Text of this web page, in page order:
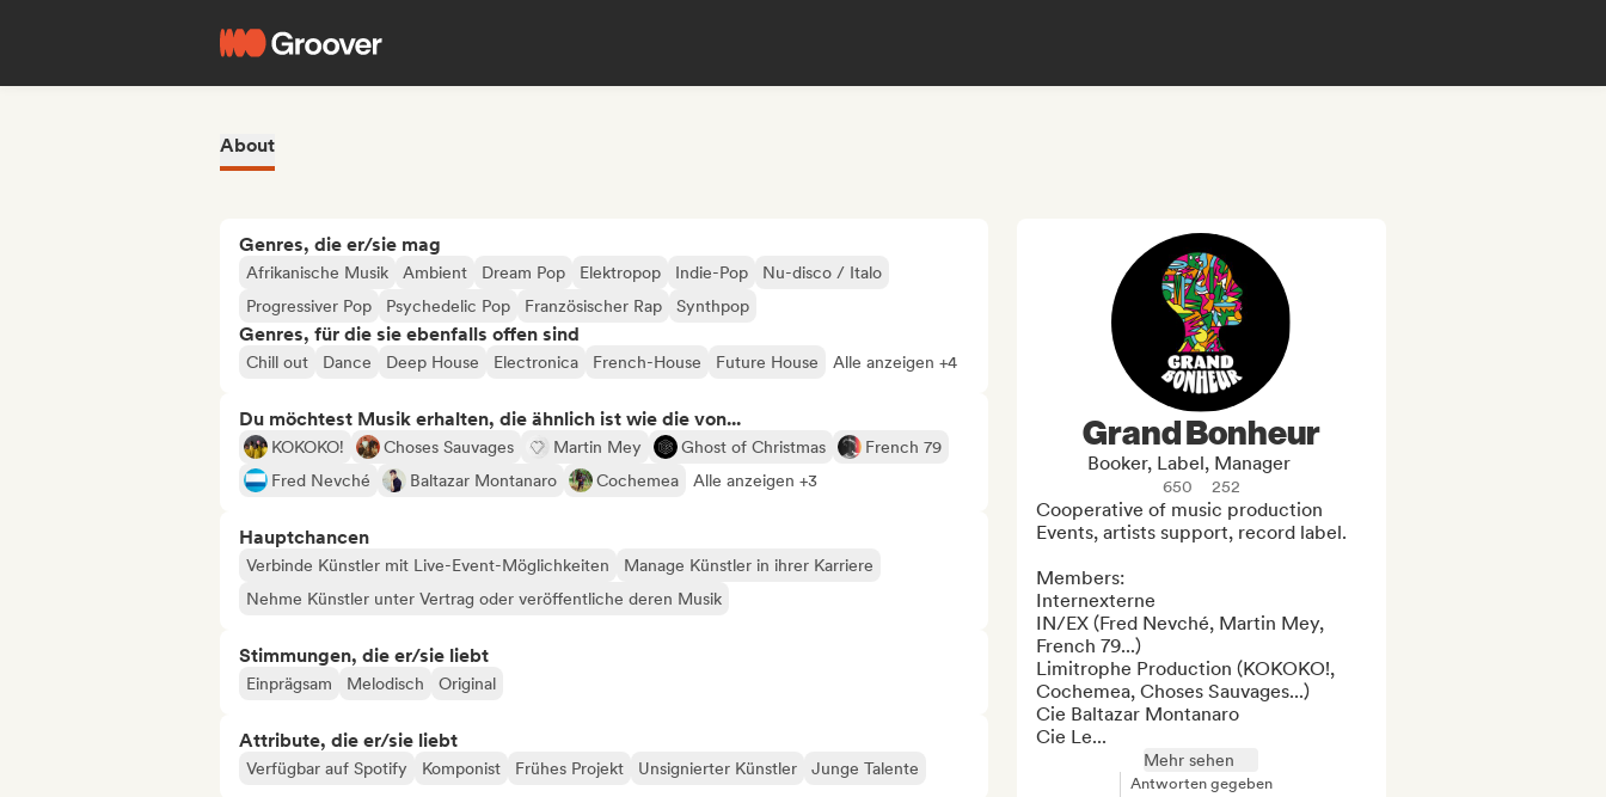
About
Genres, die er/sie mag
Afrikanische Musik Ambient Dream Pop Elektropop Indie-Pop
Nu-disco / Italo
Progressiver Pop
Psychedelic Pop Französischer Rap Synthpop
Genres, für die sie ebenfalls offen sind
Chill out Dance Deep House Electronica French-House Future House Alle anzeigen +4
Du möchtest Musik erhalten, die ähnlich ist wie die von...
KOKOKO! Choses Sauvages Martin Mey Ghost of Christmas
French 79
Fred Nevché
Baltazar Montanaro Cochemea Alle anzeigen +3
Hauptchancen
Verbinde Künstler mit Live-Event-Möglichkeiten
Manage Künstler in ihrer Karriere
Nehme Künstler unter Vertrag oder veröffentliche deren Musik
Stimmungen, die er/sie liebt
Einprägsam Melodisch Original
Attribute, die er/sie liebt
Verfügbar auf Spotify Komponist Frühes Projekt Unsignierter Künstler Junge Talente
Grand Bonheur
Booker, Label, Manager
650 252
Cooperative of music production
Events, artists support, record label.
Members:
Internexterne
IN/EX (Fred Nevché, Martin Mey,
French 79...)
Limitrophe Production (KOKOKO!,
Cochemea, Choses Sauvages...)
Cie Baltazar Montanaro
Cie Le...
Mehr sehen
Antworten gegeben